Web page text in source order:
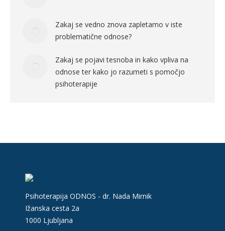
Zakaj se vedno znova zapletamo v iste
problematične odnose?
Zakaj se pojavi tesnoba in kako vpliva na
odnose ter kako jo razumeti s pomočjo
psihoterapije
Psihoterapija ODNOS - dr. Nada Mirnik
Ižanska cesta 2a
1000 Ljubljana